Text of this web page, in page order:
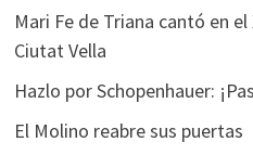
Mari Fe de Triana cantó en
Ciutat Vella
Hazlo por Schopenhauer:
El Molino reabre sus puertas